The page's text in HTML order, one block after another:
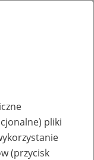
pliki
(przycisk